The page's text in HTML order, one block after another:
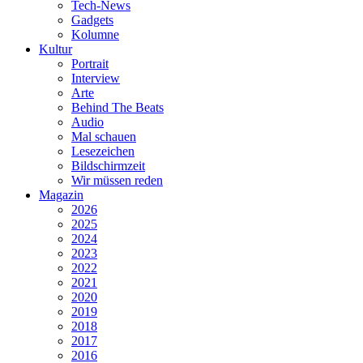
Tech-News
Gadgets
Kolumne
Kultur
Portrait
Interview
Arte
Behind The Beats
Audio
Mal schauen
Lesezeichen
Bildschirmzeit
Wir müssen reden
Magazin
2026
2025
2024
2023
2022
2021
2020
2019
2018
2017
2016